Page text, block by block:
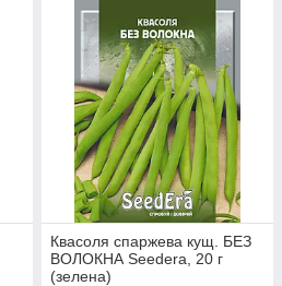
Квасоля спаржева кущ. БЕЗ
ВОЛОКНА Seedera, 20 г
(зелена)